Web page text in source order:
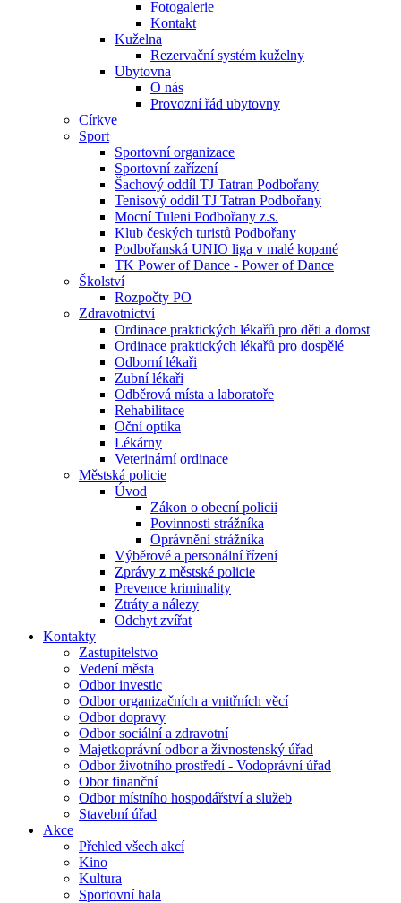
Fotogalerie
Kontakt
Kuželna
Rezervační systém kuželny
Ubytovna
O nás
Provozní řád ubytovny
Církve
Sport
Sportovní organizace
Sportovní zařízení
Šachový oddíl TJ Tatran Podbořany
Tenisový oddíl TJ Tatran Podbořany
Mocní Tuleni Podbořany z.s.
Klub českých turistů Podbořany
Podbořanská UNIO liga v malé kopané
TK Power of Dance - Power of Dance
Školství
Rozpočty PO
Zdravotnictví
Ordinace praktických lékařů pro děti a dorost
Ordinace praktických lékařů pro dospělé
Odborní lékaři
Zubní lékaři
Odběrová místa a laboratoře
Rehabilitace
Oční optika
Lékárny
Veterinární ordinace
Městská policie
Úvod
Zákon o obecní policii
Povinnosti strážníka
Oprávnění strážníka
Výběrové a personální řízení
Zprávy z městské policie
Prevence kriminality
Ztráty a nálezy
Odchyt zvířat
Kontakty
Zastupitelstvo
Vedení města
Odbor investic
Odbor organizačních a vnitřních věcí
Odbor dopravy
Odbor sociální a zdravotní
Majetkoprávní odbor a živnostenský úřad
Odbor životního prostředí - Vodoprávní úřad
Obor finanční
Odbor místního hospodářství a služeb
Stavební úřad
Akce
Přehled všech akcí
Kino
Kultura
Sportovní hala